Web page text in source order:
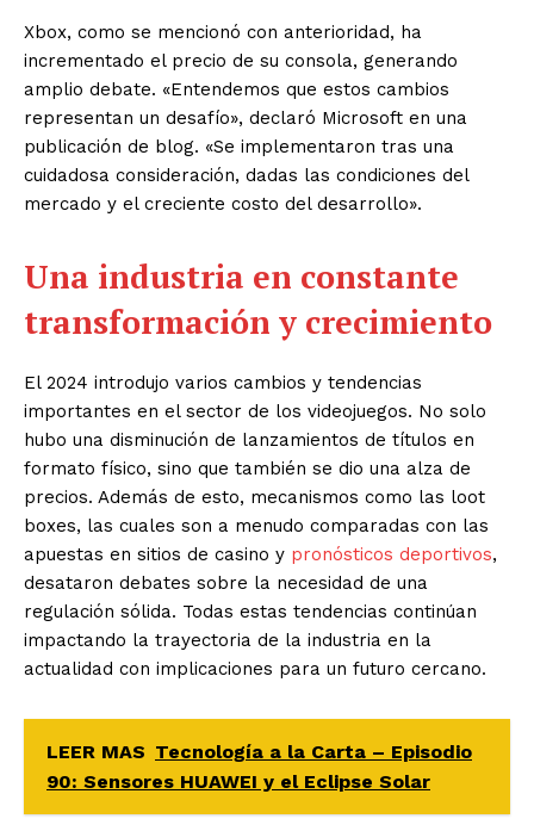
Xbox, como se mencionó con anterioridad, ha
incrementado el precio de su consola, generando
amplio debate. «Entendemos que estos cambios
representan un desafío», declaró Microsoft en una
publicación de blog. «Se implementaron tras una
cuidadosa consideración, dadas las condiciones del
mercado y el creciente costo del desarrollo».
Una industria en constante
transformación y crecimiento
El 2024 introdujo varios cambios y tendencias
importantes en el sector de los videojuegos. No solo
hubo una disminución de lanzamientos de títulos en
formato físico, sino que también se dio una alza de
precios. Además de esto, mecanismos como las loot
boxes, las cuales son a menudo comparadas con las
apuestas en sitios de casino y pronósticos deportivos,
desataron debates sobre la necesidad de una
regulación sólida. Todas estas tendencias continúan
impactando la trayectoria de la industria en la
actualidad con implicaciones para un futuro cercano.
LEER MAS Tecnología a la Carta – Episodio
90: Sensores HUAWEI y el Eclipse Solar